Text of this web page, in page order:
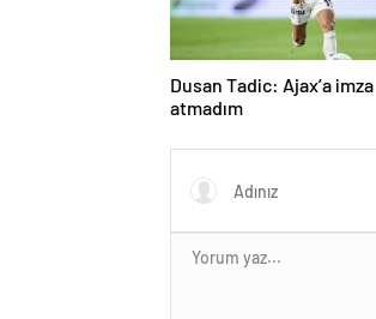
Dusan Tadic: Ajax’a imza
atmadım